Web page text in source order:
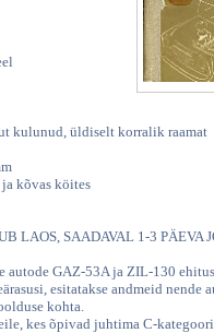
kulunud, üldiselt korralik raamat
kõvas köites
LAOS, SAADAVAL 1-3 PÄEVA
autode GAZ-53A ja ZIL-130
esitatakse andmeid nende
kohta.
kes õpivad juhtima C-